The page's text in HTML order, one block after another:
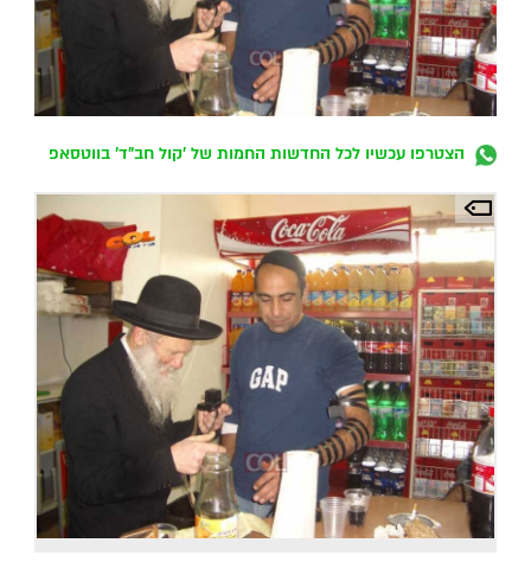
הצטרפו עכשיו לכל החדשות החמות של 'קול חב"ד' בווטסאפ